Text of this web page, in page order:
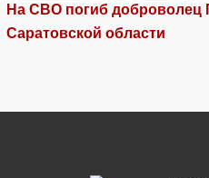
На СВО погиб доброволец
Саратовской области